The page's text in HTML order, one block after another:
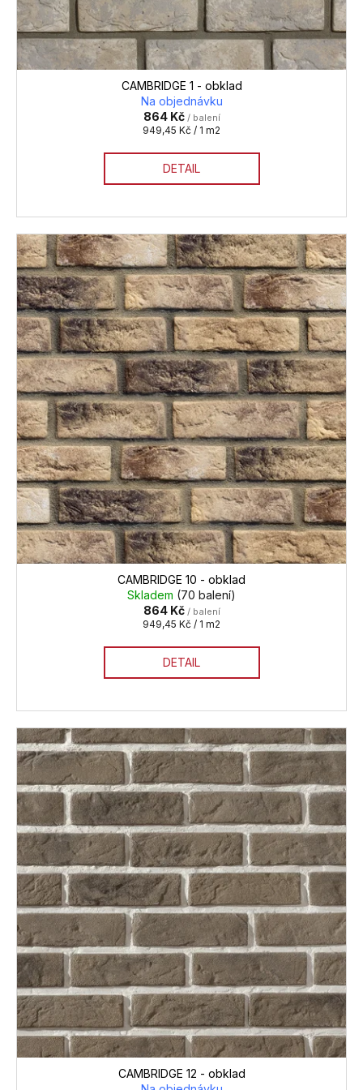
CAMBRIDGE 1 - obklad
Na objednávku
864 Kč / balení
Měrná
949,45 Kč / 1 m2
DETAIL
CAMBRIDGE 10 - obklad
Skladem (70 balení)
864 Kč / balení
Měrná
949,45 Kč / 1 m2
DETAIL
CAMBRIDGE 12 - obklad